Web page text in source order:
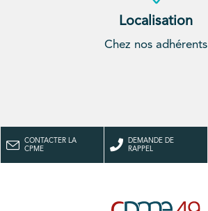
Localisation
Chez nos adhérents
CONTACTER LA
CPME
DEMANDE DE
RAPPEL